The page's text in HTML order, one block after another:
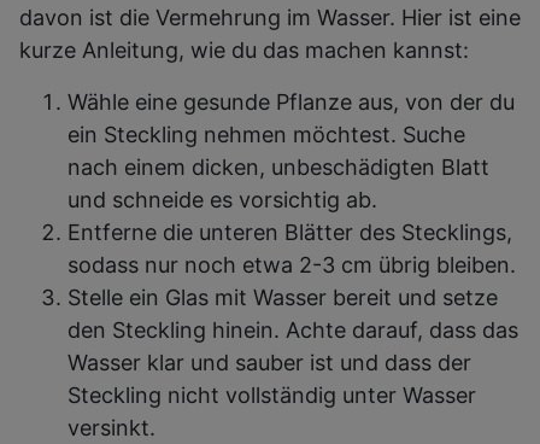
davon ist die Vermehrung im Wasser. Hier ist eine
kurze Anleitung, wie du das machen kannst:
Wähle eine gesunde Pflanze aus, von der du
ein Steckling nehmen möchtest. Suche
nach einem dicken, unbeschädigten Blatt
und schneide es vorsichtig ab.
Entferne die unteren Blätter des Stecklings,
sodass nur noch etwa 2-3 cm übrig bleiben.
Stelle ein Glas mit Wasser bereit und setze
den Steckling hinein. Achte darauf, dass das
Wasser klar und sauber ist und dass der
Steckling nicht vollständig unter Wasser
versinkt.